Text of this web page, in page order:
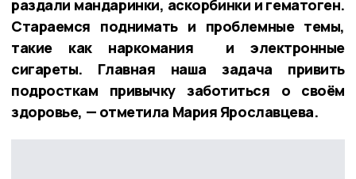
раздали мандаринки, аскорбинки и гематоген.
Стараемся поднимать и проблемные темы,
такие как наркомания и электронные
сигареты. Главная наша задача привить
подросткам привычку заботиться о своём
здоровье, — отметила Мария Ярославцева.